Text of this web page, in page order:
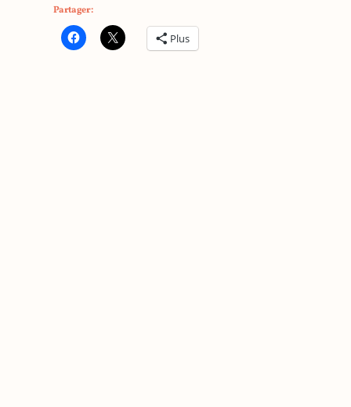
Partager :
Plus